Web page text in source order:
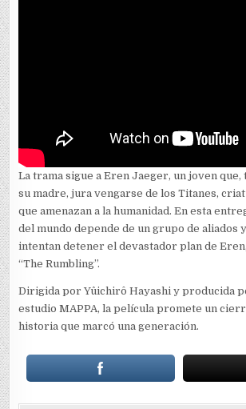
La trama sigue a Eren Jaeger, un joven
su madre, jura vengarse de los Titanes,
que amenazan a la humanidad. En esta
del mundo depende de un grupo de aliados
intentan detener el devastador plan de
“The Rumbling”.
Dirigida por Yûichirô Hayashi y producida
estudio MAPPA, la película promete un
historia que marcó una generación.